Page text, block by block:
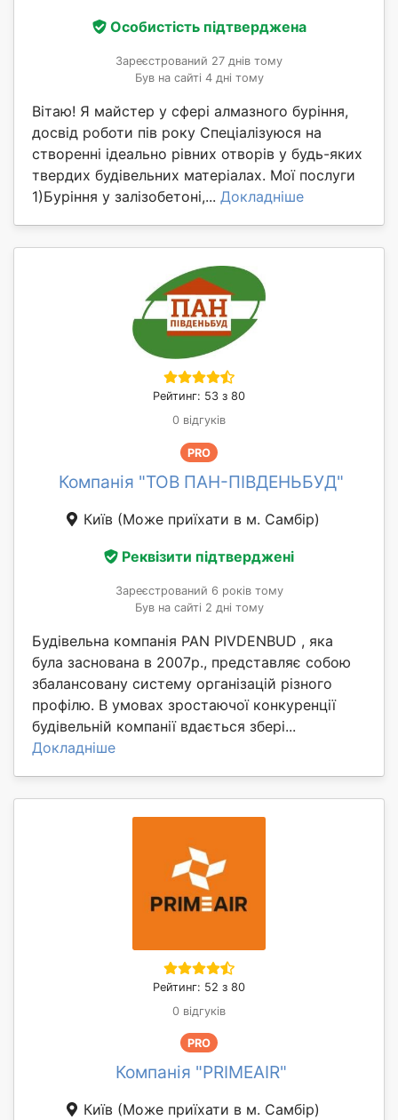
Особистість підтверджена
Зареєстрований 27 днів тому
Був на сайті 4 дні тому
Вітаю! Я майстер у сфері алмазного буріння,
досвід роботи пів року Спеціалізуюся на
створенні ідеально рівних отворів у будь-яких
твердих будівельних матеріалах. Мої послуги
1)Буріння у залізобетоні,... Докладніше
Рейтинг: 53 з 80
0 відгуків
PRO
Компанія "ТОВ ПАН-ПІВДЕНЬБУД"
Київ (Може приїхати в м. Самбір)
Реквізити підтверджені
Зареєстрований 6 років тому
Був на сайті 2 дні тому
Будівельна компанія PAN PIVDENBUD , яка
була заснована в 2007р., представляє собою
збалансовану систему організацій різного
профілю. В умовах зростаючої конкуренції
будівельній компанії вдається збері...
Докладніше
Рейтинг: 52 з 80
0 відгуків
PRO
Компанія "PRIMEAIR"
Київ (Може приїхати в м. Самбір)